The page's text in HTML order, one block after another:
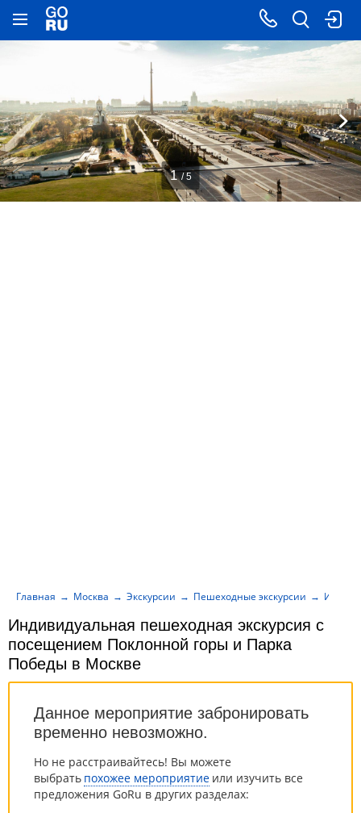
Данное мероприятие забронировать
временно невозможно.
Но не расстраивайтесь! Вы можете
выбрать похожее мероприятие или изучить все
предложения GoRu в других разделах:
Индивидуальная пешеходная экскурсия с
посещением Поклонной горы и Парка
Победы в Москве
Главная Москва Экскурсии Пешеходные экскурсии
1 / 5